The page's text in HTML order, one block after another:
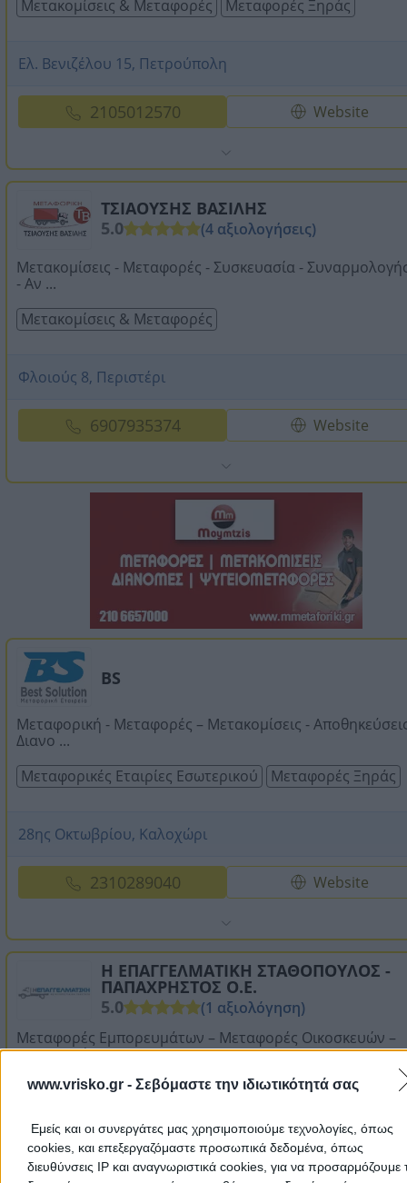
www.vrisko.gr - Σεβόμαστε την ιδιωτικότητά σας
Εμείς και οι συνεργάτες μας χρησιμοποιούμε τεχνολογίες, όπως
cookies, και επεξεργαζόμαστε προσωπικά δεδομένα, όπως
διευθύνσεις IP και αναγνωριστικά cookies, για να προσαρμόζουμε
Μετακομίσεις & Μεταφορές Μεταφορές Ξηράς
Ελ. Βενιζέλου 15, Πετρούπολη
2105012570 Website
ΤΣΙΑΟΥΣΗΣ ΒΑΣΙΛΗΣ
5.0
(4 αξιολογήσεις)
Μετακομίσεις - Μεταφορές - Συσκευασία -
- Αν ...
Μετακομίσεις & Μεταφορές
Φλοιούς 8, Περιστέρι
6907935374 Website
BS
Μεταφορική - Μεταφορές – Μετακομίσεις -
Διανο ...
Μεταφορικές Εταιρίες Εσωτερικού
Μεταφορές Ξηράς
28ης Οκτωβρίου, Καλοχώρι
2310289040 Website
Η ΕΠΑΓΓΕΛΜΑΤΙΚΗ ΣΤΑΘΟΠΟΥΛΟΣ -
ΠΑΠΑΧΡΗΣΤΟΣ Ο.Ε.
5.0
(1 αξιολόγηση)
Μεταφορές Εμπορευμάτων – Μεταφορές Οικοσκευών –
Μεταφορές Αι ...
Μετακομίσεις & Μεταφορές
Ορφέως 151, Αθήνα - Ρουφ